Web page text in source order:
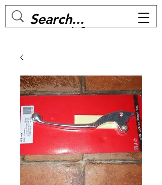
MC BIKE Perpignan